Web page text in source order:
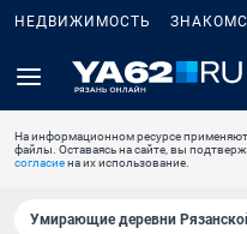
НЕДВИЖИМОСТЬ
На информационном ресурсе
файлы. Оставаясь на сайте, вы
согласиена их использование.
Умирающие деревни